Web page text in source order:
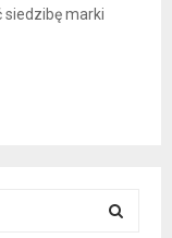
siedzibę marki